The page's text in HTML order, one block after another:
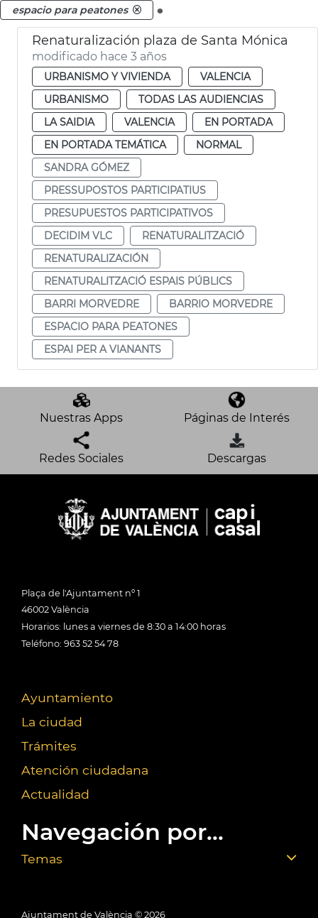
espacio para peatones
Renaturalización plaza de Santa Mónica
modificado hace 3 años
URBANISMO Y VIVIENDA
VALENCIA
URBANISMO
TODAS LAS AUDIENCIAS
LA SAIDIA
VALENCIA
EN PORTADA
EN PORTADA TEMÁTICA
NORMAL
SANDRA GÓMEZ
PRESSUPOSTOS PARTICIPATIUS
PRESUPUESTOS PARTICIPATIVOS
DECIDIM VLC
RENATURALITZACIÓ
RENATURALIZACIÓN
RENATURALITZACIÓ ESPAIS PÚBLICS
BARRI MORVEDRE
BARRIO MORVEDRE
ESPACIO PARA PEATONES
ESPAI PER A VIANANTS
Nuestras Apps Páginas de Interés
Redes Sociales Descargas
Plaça de l'Ajuntament nº 1
46002 València
Horarios: lunes a viernes de 8:30 a 14:00 horas
Teléfono: 963 52 54 78
Ayuntamiento
La ciudad
Trámites
Atención ciudadana
Actualidad
Navegación por...
Temas
Ajuntament de València © 2026